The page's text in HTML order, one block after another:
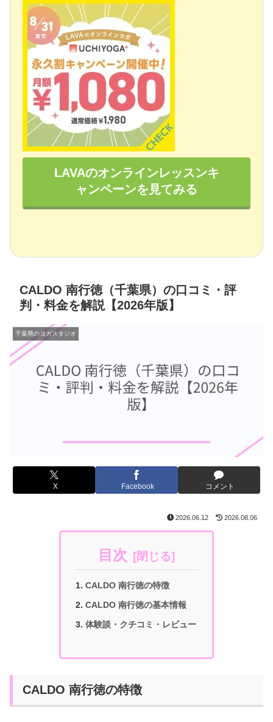
LAVAのオンラインレッスンキ
ャンペーンを見てみる
CALDO 南行徳（千葉県）の口コミ・評
判・料金を解説【2026年版】
千葉県のヨガスタジオ
X Facebook コメント
2026.06.12 2026.08.06
目次
CALDO 南行徳の特徴
CALDO 南行徳の基本情報
体験談・クチコミ・レビュー
CALDO 南行徳の特徴